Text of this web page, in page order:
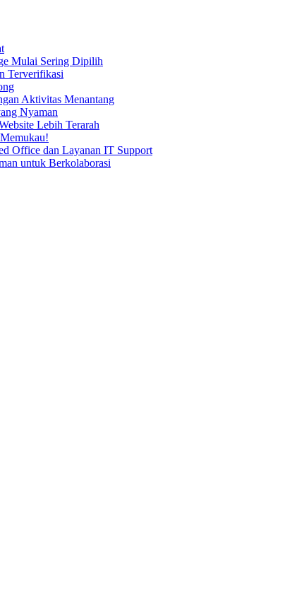
Mulai Sering Dipilih
Terverifikasi
Aktivitas Menantang
Nyaman
Lebih Terarah
Office dan Layanan IT Support
untuk Berkolaborasi